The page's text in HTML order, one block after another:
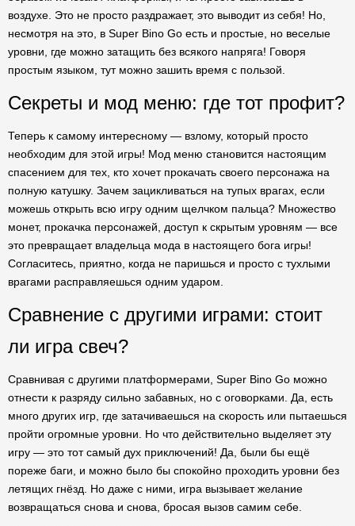
воздухе. Это не просто раздражает, это выводит из себя! Но,
несмотря на это, в Super Bino Go есть и простые, но веселые
уровни, где можно затащить без всякого напряга! Говоря
простым языком, тут можно зашить время с пользой.
Секреты и мод меню: где тот профит?
Теперь к самому интересному — взлому, который просто
необходим для этой игры! Мод меню становится настоящим
спасением для тех, кто хочет прокачать своего персонажа на
полную катушку. Зачем зацикливаться на тупых врагах, если
можешь открыть всю игру одним щелчком пальца? Множество
монет, прокачка персонажей, доступ к скрытым уровням — все
это превращает владельца мода в настоящего бога игры!
Согласитесь, приятно, когда не паришься и просто с тухлыми
врагами расправляешься одним ударом.
Сравнение с другими играми: стоит
ли игра свеч?
Сравнивая с другими платформерами, Super Bino Go можно
отнести к разряду сильно забавных, но с оговорками. Да, есть
много других игр, где затачиваешься на скорость или пытаешься
пройти огромные уровни. Но что действительно выделяет эту
игру — это тот самый дух приключений! Да, были бы ещё
пореже баги, и можно было бы спокойно проходить уровни без
летящих гнёзд. Но даже с ними, игра вызывает желание
возвращаться снова и снова, бросая вызов самим себе.